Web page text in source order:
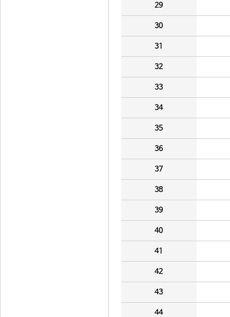
29
30
31
32
33
34
35
36
37
38
39
40
41
42
43
44